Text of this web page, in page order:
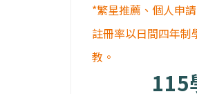
*繁星推薦、個人申
註冊率以日間四年
教。
115